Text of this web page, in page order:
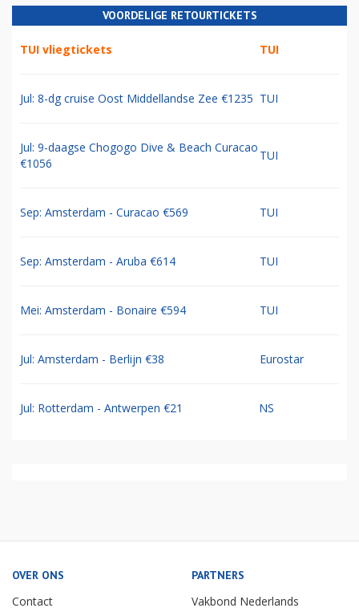
VOORDELIGE RETOURTICKETS
TUI vliegtickets TUI
Jul: 8-dg cruise Oost Middellandse Zee €1235 TUI
Jul: 9-daagse Chogogo Dive & Beach Curacao
€1056
TUI
Sep: Amsterdam - Curacao €569 TUI
Sep: Amsterdam - Aruba €614 TUI
Mei: Amsterdam - Bonaire €594 TUI
Jul: Amsterdam - Berlijn €38 Eurostar
Jul: Rotterdam - Antwerpen €21 NS
OVER ONS
Contact
PARTNERS
Vakbond Nederlands